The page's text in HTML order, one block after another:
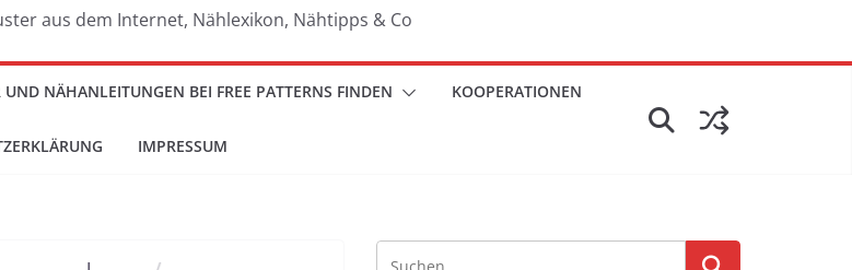
aus dem Internet, Nählexikon, Nähtipps & Co
NÄHANLEITUNGEN BEI FREE PATTERNS FINDEN KOOPERATIONEN
IMPRESSUM